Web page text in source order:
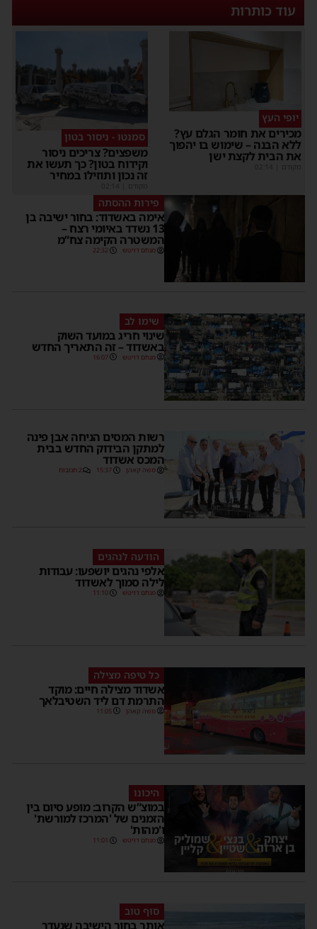
עוד כותרות
יופי העץ
מכירים את חומר הגלם עץ?
ללא הבנה – שימוש בו יהפוך
את הבית לקצת ישן
מקודם
סמנטו - ניסור בטון
משפצים? צריכים ניסור
וקידוח בטון? כך תעשו את
זה נכון ותוזילו במחיר
מקודם
פירות ההסתה
אימה באשדוד: בחור ישיבה בן
13 נשדד באיומי רצח –
המשטרה הקימה צח”מ
מנחם דויטש 22:32
שימו לב
שינוי חריג במועד השוק
באשדוד – זה התאריך החדש
מנחם דויטש 16:07
רשות המסים הניחה אבן פינה
למתקן הבידוק החדש בבית
המכס אשדוד
משה קאהן 15:37 2 תגובות
הודעה לנהגים
אלפי נהגים יושפעו: עבודות
לילה סמוך לאשדוד
מנחם דויטש 11:10
כל טיפה מצילה
אשדוד מצילה חיים: מוקד
התרמת דם ליד השטיבלאך
משה קאהן 11:05
היכונו
במוצ”ש הקרוב: מופע סיום בין
הזמנים של 'המרכז למורשת'
ו'מהות'
מנחם דויטש 11:01
סוף טוב
אותר בחור הישיבה שנעדר